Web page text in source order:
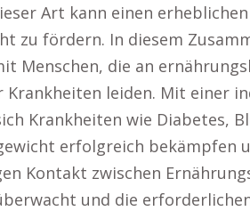
Art kann einen
zu fördern. In diesem
Menschen, die an
Krankheiten leiden. Mit einer
Krankheiten wie Diabetes,
erfolgreich bekämpfen
Kontakt zwischen
und die